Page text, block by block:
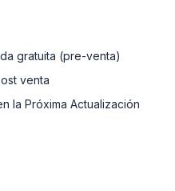
gratuita (pre-venta)
venta
la Próxima Actualización